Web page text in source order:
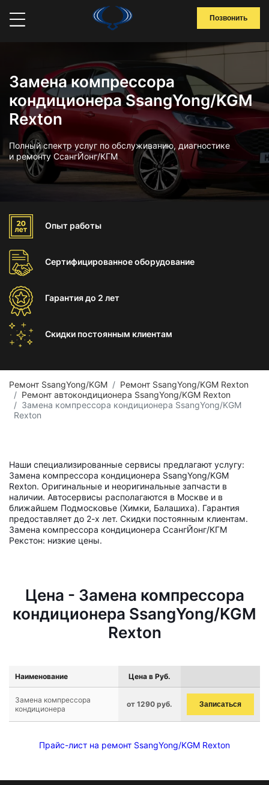
Позвонить
Замена компрессора
кондиционера SsangYong/KGM
Rexton
Полный спектр услуг по обслуживанию, диагностике
и ремонту СсангЙонг/КГМ
Опыт работы
Сертифицированноеоборудование
Гарантиядо 2 лет
Скидки постоянным клиентам
Ремонт SsangYong/KGM
Ремонт SsangYong/KGM Rexton
Ремонт автокондиционера SsangYong/KGM Rexton
Замена компрессора кондиционера SsangYong/KGM
Rexton
Наши специализированные сервисы предлагают услугу:
Замена компрессора кондиционера SsangYong/KGM
Rexton. Оригинальные и неоригинальные запчасти в
наличии. Автосервисы располагаются в Москве и в
ближайшем Подмосковье (Химки, Балашиха). Гарантия
предоставляет до 2-х лет. Скидки постоянным клиентам.
Замена компрессора кондиционера СсангЙонг/КГМ
Рекстон: низкие цены.
Цена - Замена компрессора
кондиционера SsangYong/KGM
Rexton
Наименование Цена в Руб.
Замена компрессора
кондиционера
от 1290 руб. Записаться
Прайс-лист на ремонт SsangYong/KGM Rexton